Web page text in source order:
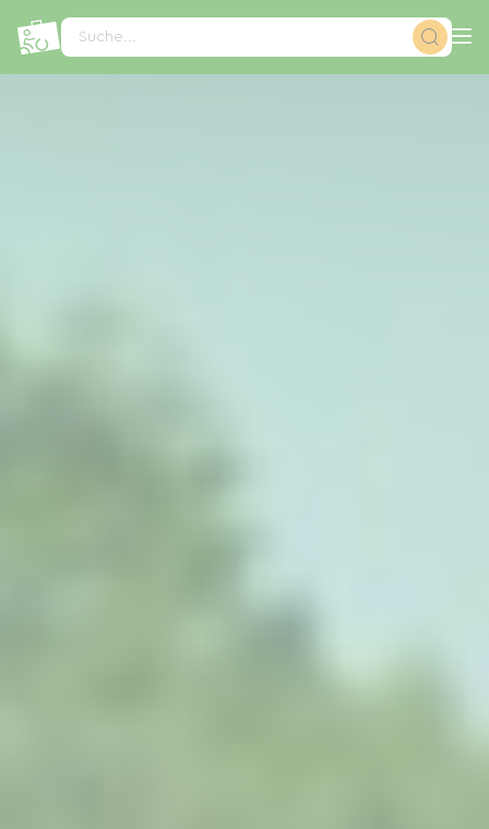
Suche...
Cookie-Einstellungen